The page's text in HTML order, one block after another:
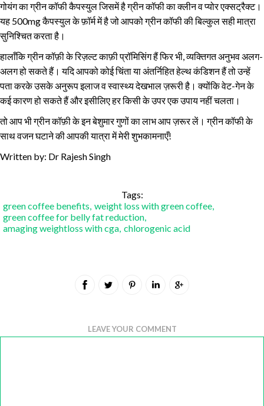
गोयंग का ग्रीन कॉफी कैपस्युल जिसमें है ग्रीन कॉफी का क्लीन व प्योर एक्सट्रैक्ट।
यह 500mg कैपस्युल के फ़ॉर्म में है जो आपको ग्रीन कॉफी की बिल्कुल सही मात्रा
सुनिश्चित करता है।
हालाँकि ग्रीन कॉफ़ी के रिज़ल्ट काफ़ी प्रॉमिसिंग हैं फिर भी, व्यक्तिगत अनुभव अलग-
अलग हो सकते हैं। यदि आपको कोई चिंता या अंतर्निहित हेल्थ कंडिशन हैं तो उन्हें
पता करके उसके अनुरूप इलाज व स्वास्थ्य देखभाल ज़रूरी है। क्योंकि वेट-गेन के
कई कारण हो सकते हैं और इसीलिए हर किसी के उपर एक उपाय नहीं चलता।
तो आप भी ग्रीन कॉफ़ी के इन बेशुमार गुणों का लाभ आप ज़रूर लें। ग्रीन कॉफी के
साथ वजन घटाने की आपकी यात्रा में मेरी शुभकामनाएँ!
Written by: Dr Rajesh Singh
Tags:
green coffee benefits weight loss with green coffee
green coffee for belly fat reduction
amaging weightloss with cga chlorogenic acid
LEAVE YOUR COMMENT